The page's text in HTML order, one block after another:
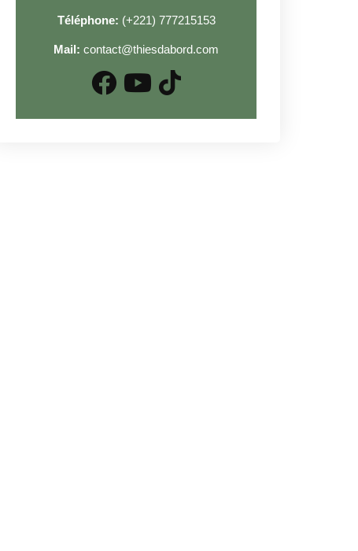
Téléphone: (+221) 777215153
Mail: contact@thiesdabord.com